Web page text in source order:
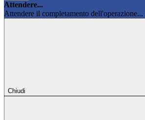
Attendere...
Attendere il completamento dell'operazione...
Chiudi